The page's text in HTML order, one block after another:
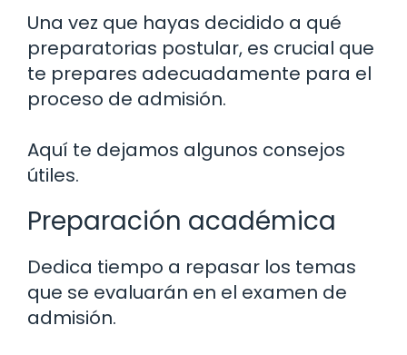
Una vez que hayas decidido a qué
preparatorias postular, es crucial que
te prepares adecuadamente para el
proceso de admisión.
Aquí te dejamos algunos consejos
útiles.
Preparación académica
Dedica tiempo a repasar los temas
que se evaluarán en el examen de
admisión.